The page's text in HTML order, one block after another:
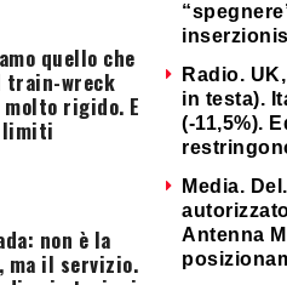
quello che
train-wreck
molto rigido. E
limiti
non è la
ma il servizio.
Radio.
in testa).
(-11,5%).
Media.
Antenna